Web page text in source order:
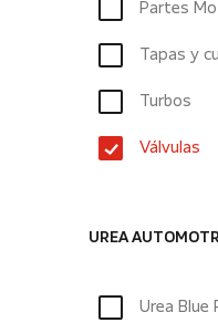
Partes
Tapas y
Turbos
Válvulas
UREA
Urea Blue